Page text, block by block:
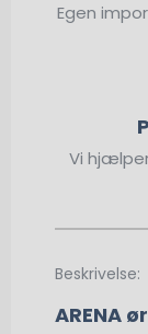
Egen
Vi
Beskrivelse:
ARENA